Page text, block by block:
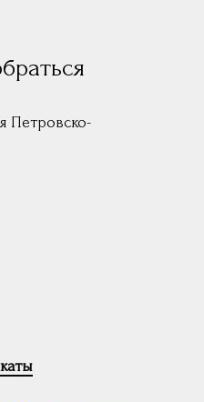
Петровско-